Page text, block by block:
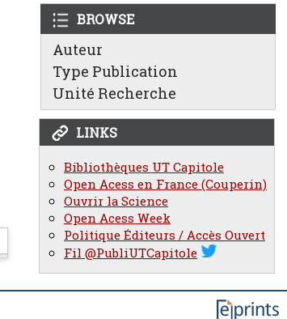
BROWSE
Auteur
Type Publication
Unité Recherche
LINKS
Bibliothèques UT Capitole
Open Acess en France (Couperin)
Ouvrir la Science
Open Acess Week
Politique Éditeurs / Accès Ouvert
Fil @PubliUTCapitole